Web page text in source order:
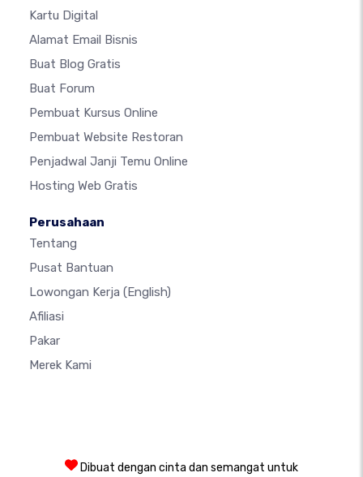
Kartu Digital
Alamat Email Bisnis
Buat Blog Gratis
Buat Forum
Pembuat Kursus Online
Pembuat Website Restoran
Penjadwal Janji Temu Online
Hosting Web Gratis
Perusahaan
Tentang
Pusat Bantuan
Lowongan Kerja (English)
Afiliasi
Pakar
Merek Kami
Dibuat dengan cinta dan semangat untuk